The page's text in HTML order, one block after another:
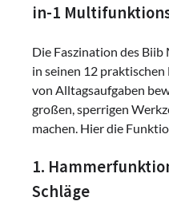
in-1
Die Faszination des
in seinen 12
von Alltagsaufgaben
großen, sperrigen
machen. Hier die
1.
Schläge